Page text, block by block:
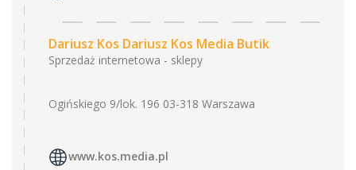
Dariusz Kos Dariusz Kos Media Butik
Sprzedaż internetowa - sklepy
Ogińskiego 9/lok. 196 03-318 Warszawa
www.kos.media.pl